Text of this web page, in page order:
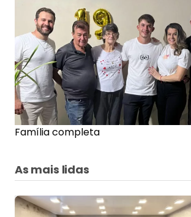
Família completa
As mais lidas